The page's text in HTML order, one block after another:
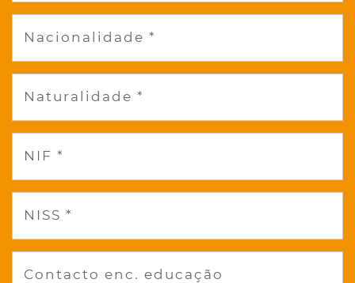
Nacionalidade *
Naturalidade *
NIF *
NISS *
Contacto enc. educação